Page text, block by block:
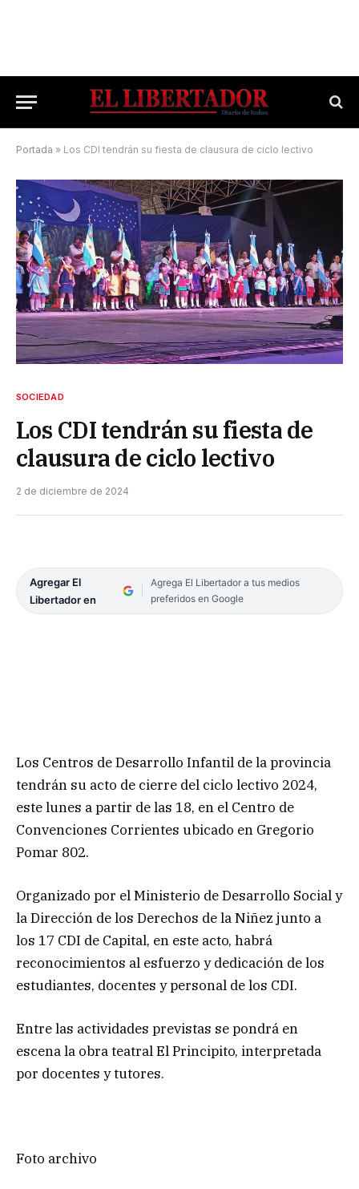
Portada » Los CDI tendrán su fiesta de clausura de ciclo lectivo
SOCIEDAD
Los CDI tendrán su fiesta de
clausura de ciclo lectivo
2 de diciembre de 2024
Agregar El
Libertador en
Agrega El Libertador a tus medios
preferidos en Google
Los Centros de Desarrollo Infantil de la provincia
tendrán su acto de cierre del ciclo lectivo 2024,
este lunes a partir de las 18, en el Centro de
Convenciones Corrientes ubicado en Gregorio
Pomar 802.
Organizado por el Ministerio de Desarrollo Social y
la Dirección de los Derechos de la Niñez junto a
los 17 CDI de Capital, en este acto, habrá
reconocimientos al esfuerzo y dedicación de los
estudiantes, docentes y personal de los CDI.
Entre las actividades previstas se pondrá en
escena la obra teatral El Principito, interpretada
por docentes y tutores.
Foto archivo